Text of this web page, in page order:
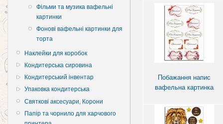
Фільми та музика вафельні
картинки
Фонові вафельні картинки для
торта
Наклейки для коробок
Кондитерська сировина
Кондитерський інвентар
Упаковка кондитерська
Святкові аксесуари, Корони
Папір та чорнило для харчового
Побажання напис
вафельна картинка